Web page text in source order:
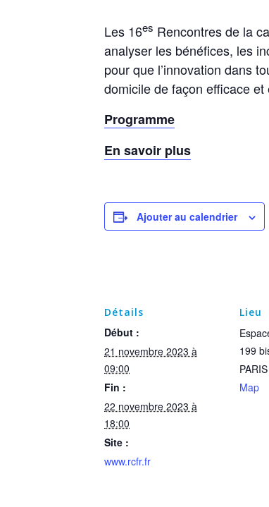
Les 16es Rencontres de la
analyser les bénéfices, les
pour que l’innovation dans
domicile de façon efficace et
Programme
En savoir plus
Ajouter au calendrier
Détails
Début :
21 novembre 2023 à
09:00
Fin :
22 novembre 2023 à
18:00
Site :
www.rcfr.fr
Lieu
199
Map